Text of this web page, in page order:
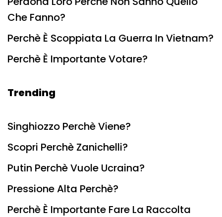
Che Fanno?
Perchè È Scoppiata La Guerra In Vietnam?
Perchè È Importante Votare?
Trending
Singhiozzo Perchè Viene?
Scopri Perchè Zanichelli?
Putin Perchè Vuole Ucraina?
Pressione Alta Perchè?
Perchè È Importante Fare La Raccolta